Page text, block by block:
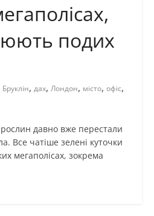
подих
Бруклін, дах, Лондон, місто, офіс,
давно вже перестали
Все чатіше зелені куточки
мегаполісах, зокрема